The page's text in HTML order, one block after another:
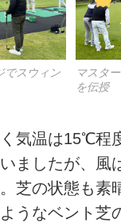
マスタ
を伝授
でスウィン
気温は15℃程
ましたが、風
芝の状態も素
うなベント芝